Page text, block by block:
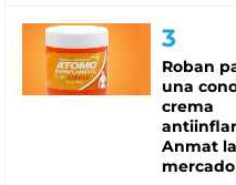
Roban
una
crema
Anmat
mercado